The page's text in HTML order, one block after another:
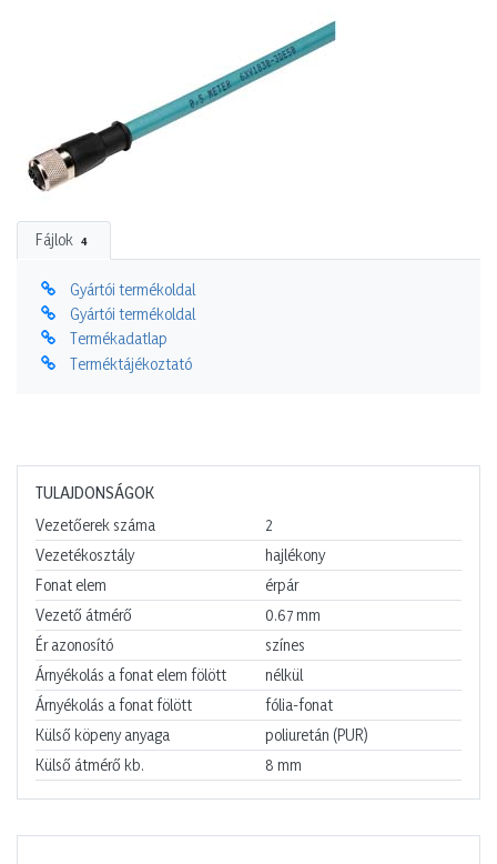
Fájlok 4
Gyártói termékoldal
Gyártói termékoldal
Termékadatlap
Terméktájékoztató
TULAJDONSÁGOK
Vezetőerek száma
2
Vezetékosztály
hajlékony
Fonat elem
érpár
Vezető átmérő
0.67 mm
Ér azonosító
színes
Árnyékolás a fonat elem fölött
nélkül
Árnyékolás a fonat fölött
fólia-fonat
Külső köpeny anyaga
poliuretán (PUR)
Külső átmérő kb.
8 mm